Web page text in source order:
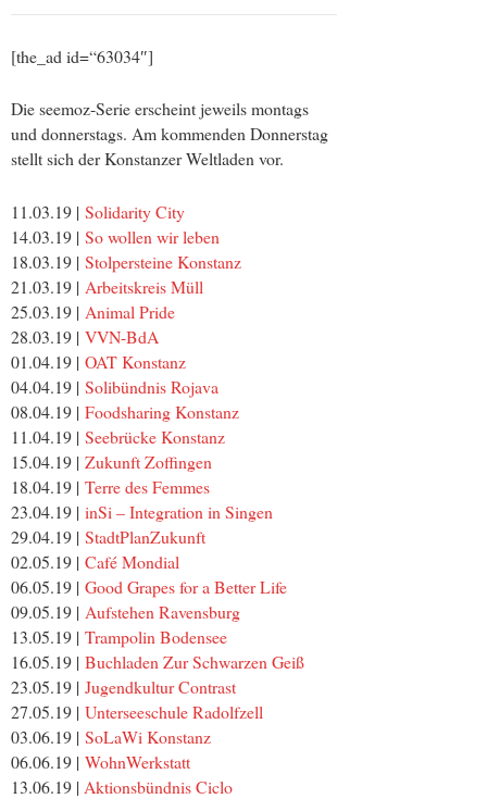
[the_ad id=“63034″]
Die seemoz-Serie erscheint jeweils montags
und donnerstags. Am kommenden Donnerstag
stellt sich der Konstanzer Weltladen vor.
11.03.19 | Solidarity City
14.03.19 | So wollen wir leben
18.03.19 | Stolpersteine Konstanz
21.03.19 | Arbeitskreis Müll
25.03.19 | Animal Pride
28.03.19 | VVN-BdA
01.04.19 | OAT Konstanz
04.04.19 | Solibündnis Rojava
08.04.19 | Foodsharing Konstanz
11.04.19 | Seebrücke Konstanz
15.04.19 | Zukunft Zoffingen
18.04.19 | Terre des Femmes
23.04.19 | inSi – Integration in Singen
29.04.19 | StadtPlanZukunft
02.05.19 | Café Mondial
06.05.19 | Good Grapes for a Better Life
09.05.19 | Aufstehen Ravensburg
13.05.19 | Trampolin Bodensee
16.05.19 | Buchladen Zur Schwarzen Geiß
23.05.19 | Jugendkultur Contrast
27.05.19 | Unterseeschule Radolfzell
03.06.19 | SoLaWi Konstanz
06.06.19 | WohnWerkstatt
13.06.19 | Aktionsbündnis Ciclo